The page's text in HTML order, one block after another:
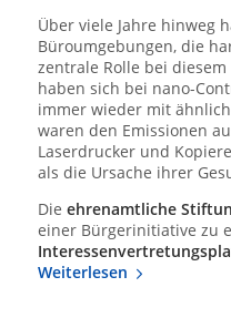
Über viele Jahre hinweg
Büroumgebungen, die
zentrale Rolle bei
haben sich bei nano-
immer wieder mit
waren den Emissionen
Laserdrucker und
als die Ursache ihrer
Die ehrenamtliche
einer Bürgerinitiative zu
Weiterlesen